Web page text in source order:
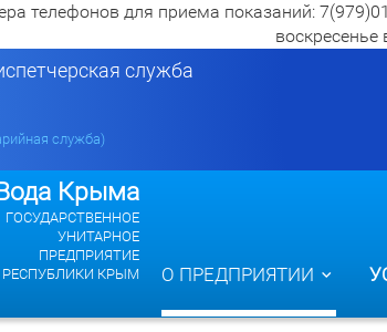
телефонов для приема показаний:
служба
служба)
Крыма
ГОСУДАРСТВЕННОЕ
УНИТАРНОЕ
ПРЕДПРИЯТИЕ
РЕСПУБЛИКИ КРЫМ
О ПРЕДПРИЯТИИ